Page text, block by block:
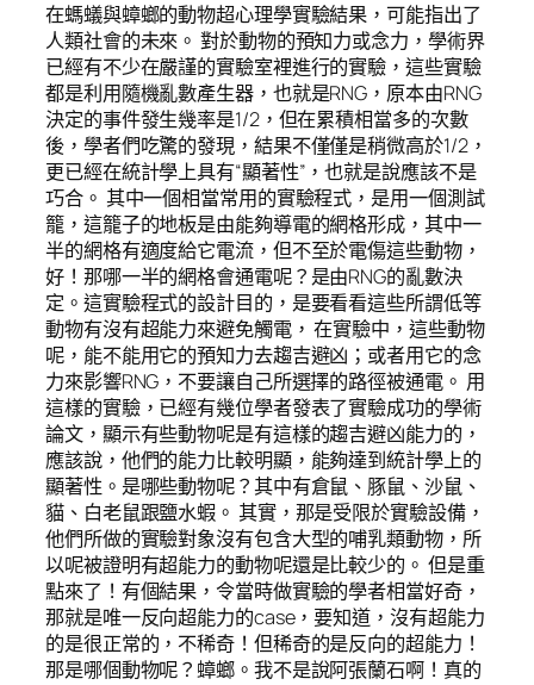
在螞蟻與蟑螂的動物超心理學實驗結果，可能指出了
人類社會的未來。 對於動物的預知力或念力，學術界
已經有不少在嚴謹的實驗室裡進行的實驗，這些實驗
都是利用隨機亂數產生器，也就是RNG，原本由RNG
決定的事件發生幾率是1/2，但在累積相當多的次數
後，學者們吃驚的發現，結果不僅僅是稍微高於1/2，
更已經在統計學上具有“顯著性”，也就是說應該不是
巧合。 其中一個相當常用的實驗程式，是用一個測試
籠，這籠子的地板是由能夠導電的網格形成，其中一
半的網格有適度給它電流，但不至於電傷這些動物，
好！那哪一半的網格會通電呢？是由RNG的亂數決
定。這實驗程式的設計目的，是要看看這些所謂低等
動物有沒有超能力來避免觸電， 在實驗中，這些動物
呢，能不能用它的預知力去趨吉避凶；或者用它的念
力來影響RNG，不要讓自己所選擇的路徑被通電。 用
這樣的實驗，已經有幾位學者發表了實驗成功的學術
論文，顯示有些動物呢是有這樣的趨吉避凶能力的，
應該說，他們的能力比較明顯，能夠達到統計學上的
顯著性。是哪些動物呢？其中有倉鼠、豚鼠、沙鼠、
貓、白老鼠跟鹽水蝦。 其實，那是受限於實驗設備，
他們所做的實驗對象沒有包含大型的哺乳類動物，所
以呢被證明有超能力的動物呢還是比較少的。 但是重
點來了！有個結果，令當時做實驗的學者相當好奇，
那就是唯一反向超能力的case，要知道，沒有超能力
的是很正常的，不稀奇！但稀奇的是反向的超能力！
那是哪個動物呢？蟑螂。我不是說阿張蘭石啊！真的